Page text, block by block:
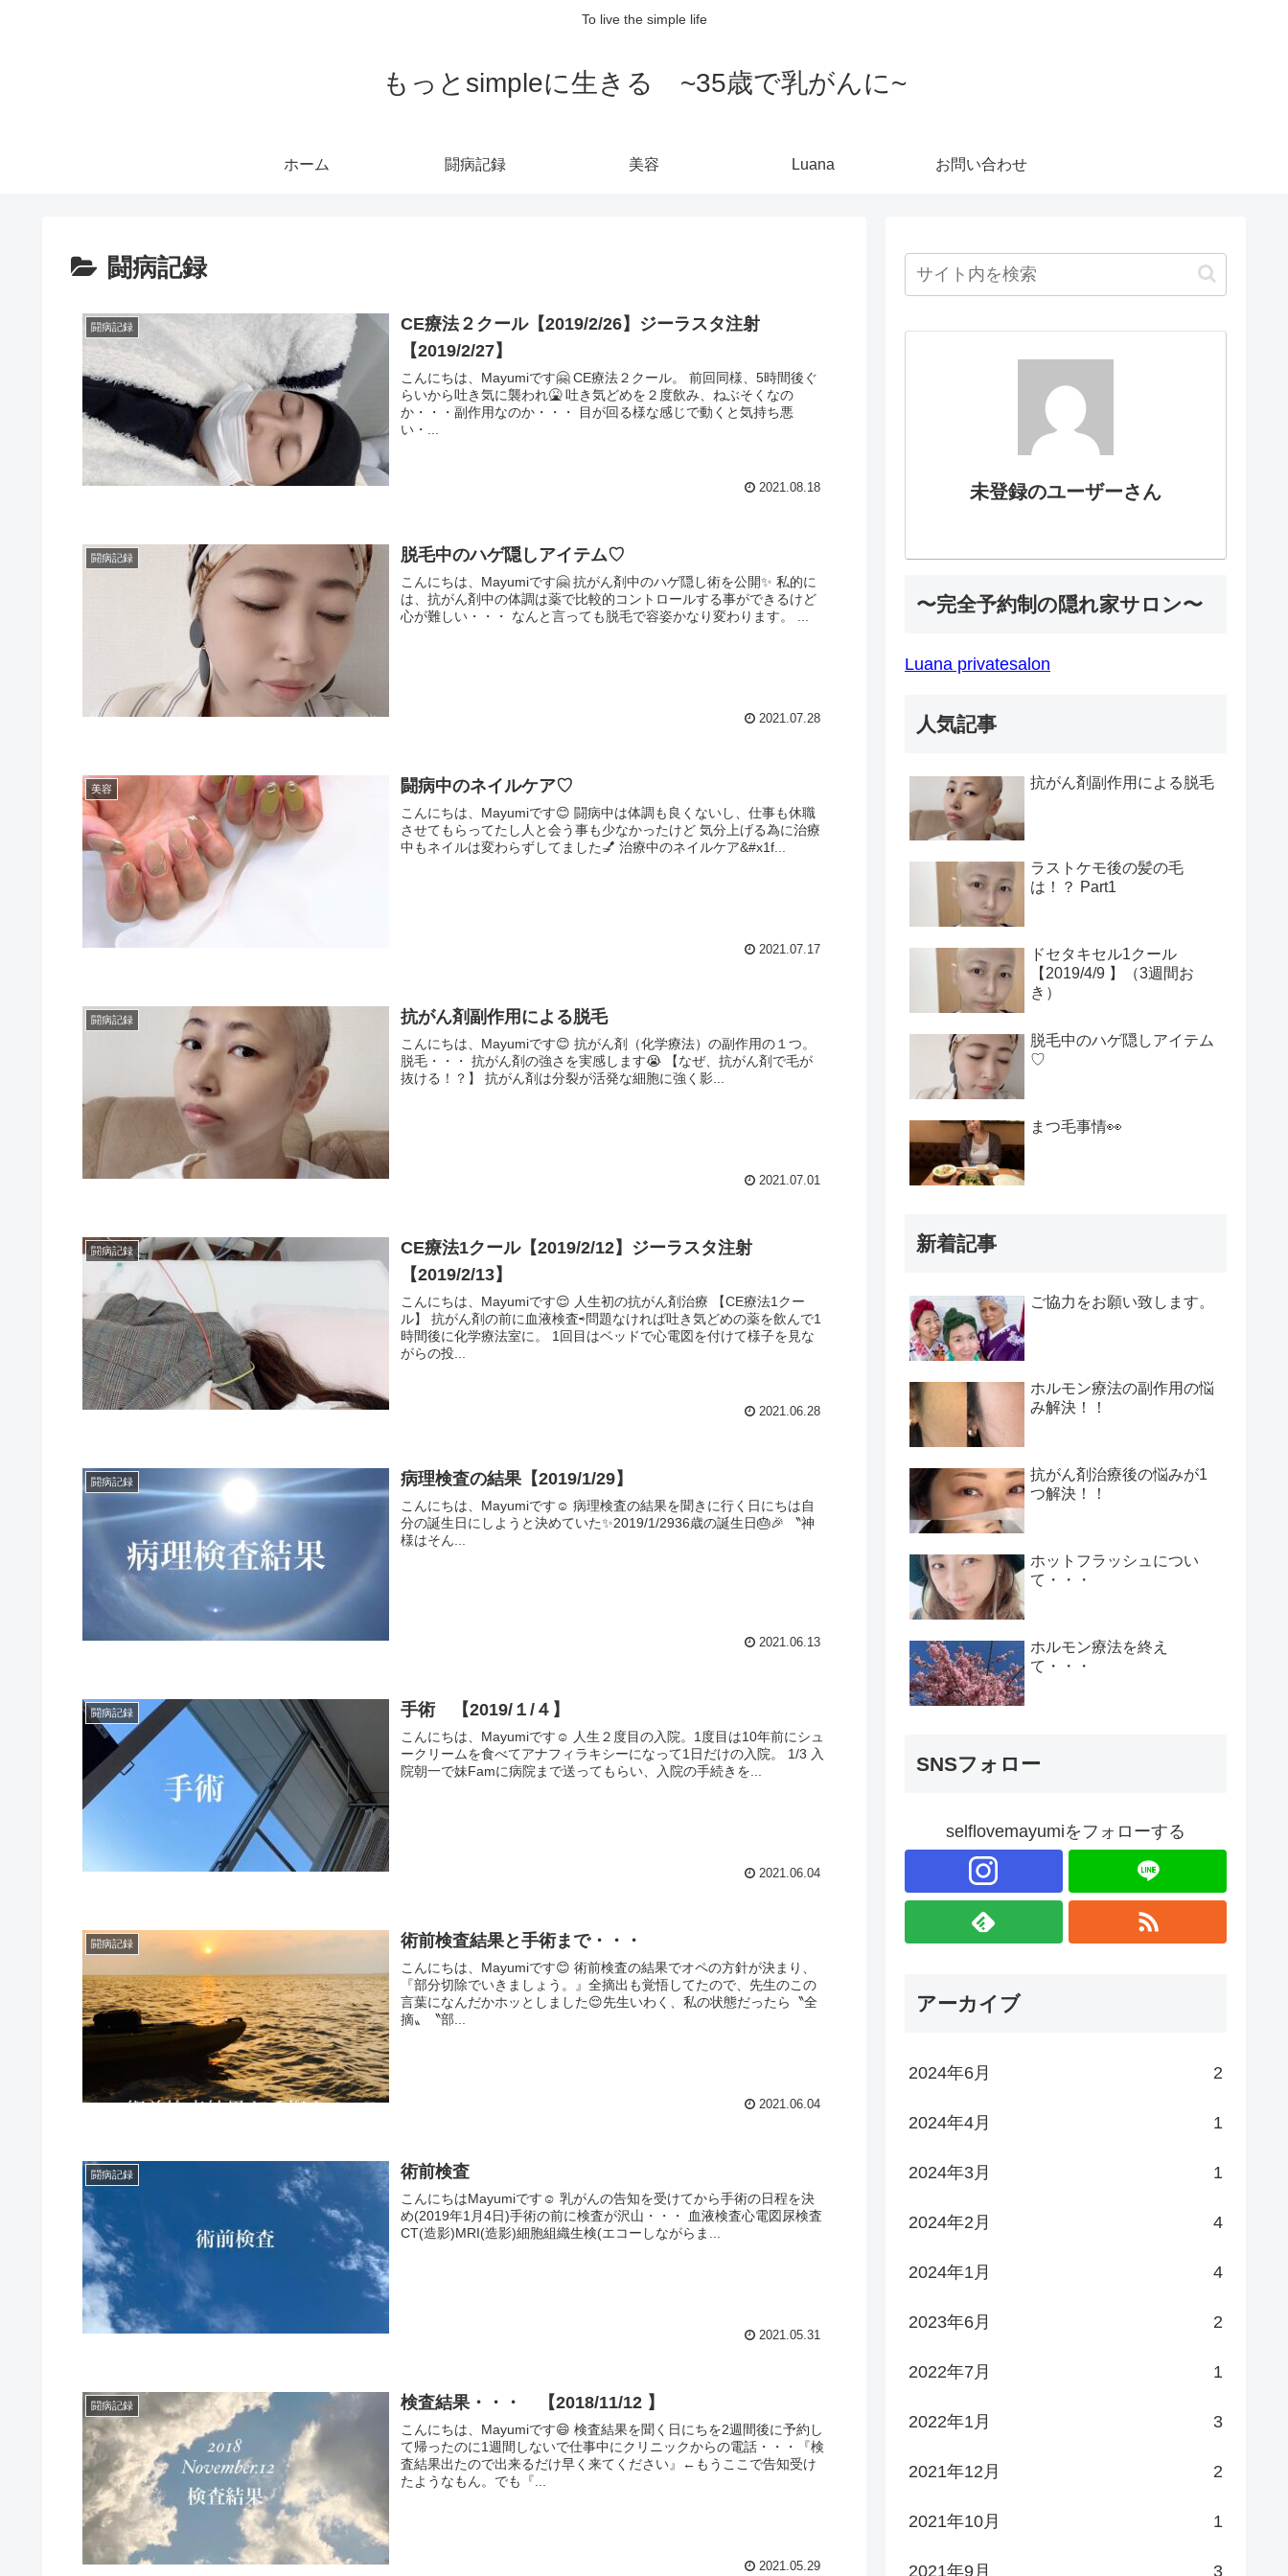
To live the simple life
もっとsimpleに生きる ~35歳で乳がんに~
ホーム 闘病記録 美容 Luana お問い合わせ
闘病記録
闘病記録
CE療法２クール【2019/2/26】ジーラスタ注射
【2019/2/27】
こんにちは、Mayumiです🤗 CE療法２クール。 前回同様、5時間後ぐ
らいから吐き気に襲われ🤮 吐き気どめを２度飲み、ねぶそくなの
か・・・副作用なのか・・・ 目が回る様な感じで動くと気持ち悪
い・...
2021.08.18
闘病記録 脱毛中のハゲ隠しアイテム♡
こんにちは、Mayumiです🤗 抗がん剤中のハゲ隠し術を公開✨ 私的に
は、抗がん剤中の体調は薬で比較的コントロールする事ができるけど
心が難しい・・・ なんと言っても脱毛で容姿かなり変わります。 ...
2021.07.28
美容 闘病中のネイルケア♡
こんにちは、Mayumiです😊 闘病中は体調も良くないし、仕事も休職
させてもらってたし人と会う事も少なかったけど 気分上げる為に治療
中もネイルは変わらずしてました💅 治療中のネイルケア&#x1f...
2021.07.17
闘病記録 抗がん剤副作用による脱毛
こんにちは、Mayumiです😊 抗がん剤（化学療法）の副作用の１つ。
脱毛・・・ 抗がん剤の強さを実感します😭 【なぜ、抗がん剤で毛が
抜ける！？】 抗がん剤は分裂が活発な細胞に強く影...
2021.07.01
闘病記録
CE療法1クール【2019/2/12】ジーラスタ注射
【2019/2/13】
こんにちは、Mayumiです😌 人生初の抗がん剤治療 【CE療法1クー
ル】 抗がん剤の前に血液検査⇨問題なければ吐き気どめの薬を飲んで1
時間後に化学療法室に。 1回目はベッドで心電図を付けて様子を見な
がらの投...
2021.06.28
闘病記録 病理検査の結果【2019/1/29】
こんにちは、Mayumiです☺️ 病理検査の結果を聞きに行く日にちは自
分の誕生日にしようと決めていた✨2019/1/2936歳の誕生日🎂🎉 〝神
様はそん...
2021.06.13
闘病記録 手術 【2019/１/４】
こんにちは、Mayumiです☺️ 人生２度目の入院。1度目は10年前にシュ
ークリームを食べてアナフィラキシーになって1日だけの入院。 1/3 入
院朝一で妹Famに病院まで送ってもらい、入院の手続きを...
2021.06.04
闘病記録 術前検査結果と手術まで・・・
こんにちは、Mayumiです😊 術前検査の結果でオペの方針が決まり、
『部分切除でいきましょう。』全摘出も覚悟してたので、先生のこの
言葉になんだかホッとしました😌先生いわく、私の状態だったら〝全
摘〟〝部...
2021.06.04
闘病記録 術前検査
こんにちはMayumiです☺️ 乳がんの告知を受けてから手術の日程を決
め(2019年1月4日)手術の前に検査が沢山・・・ 血液検査心電図尿検査
CT(造影)MRI(造影)細胞組織生検(エコーしながらま...
2021.05.31
闘病記録 検査結果・・・ 【2018/11/12 】
こんにちは、Mayumiです😄 検査結果を聞く日にちを2週間後に予約し
て帰ったのに1週間しないで仕事中にクリニックからの電話・・・『検
査結果出たので出来るだけ早く来てください』←もうここで告知受け
たようなもん。でも『...
2021.05.29
未登録のユーザーさん
〜完全予約制の隠れ家サロン〜
Luana privatesalon
人気記事
抗がん剤副作用による脱毛
ラストケモ後の髪の毛
は！？ Part1
ドセタキセル1クール
【2019/4/9 】（3週間お
き）
脱毛中のハゲ隠しアイテム
♡
まつ毛事情👀
新着記事
ご協力をお願い致します。
ホルモン療法の副作用の悩
み解決！！
抗がん剤治療後の悩みが1
つ解決！！
ホットフラッシュについ
て・・・
ホルモン療法を終え
て・・・
SNSフォロー
selflovemayumiをフォローする
アーカイブ
2024年6月 2
2024年4月 1
2024年3月 1
2024年2月 4
2024年1月 4
2023年6月 2
2022年7月 1
2022年1月 3
2021年12月 2
2021年10月 1
2021年9月 3